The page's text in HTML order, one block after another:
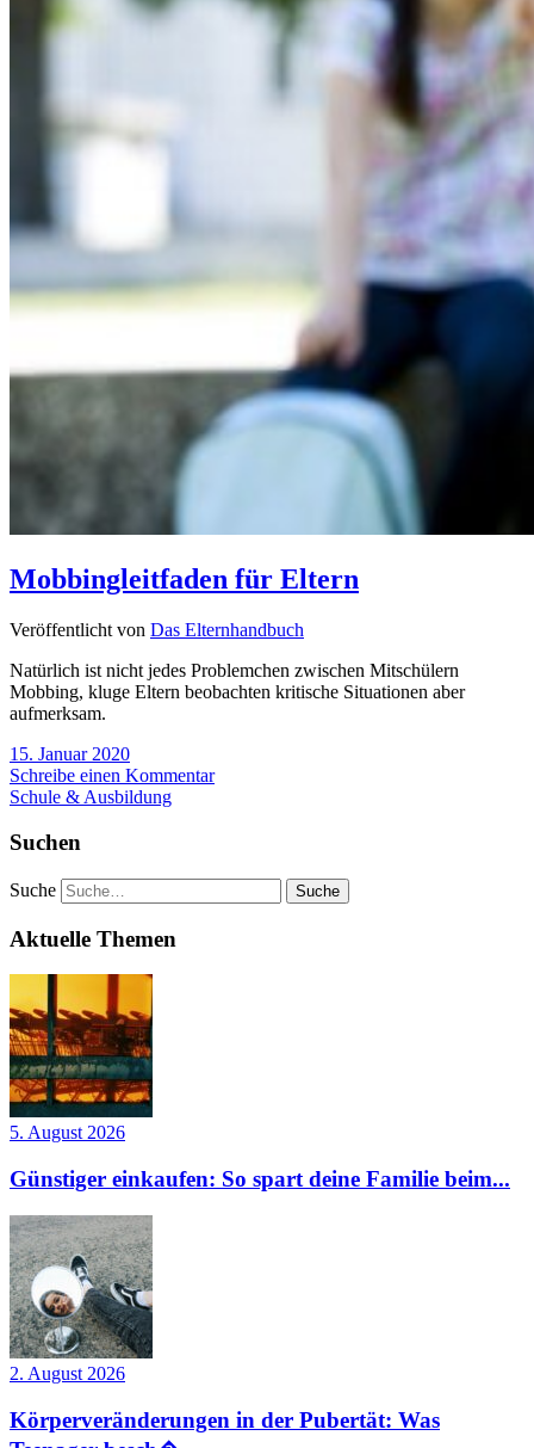
Mobbingleitfaden für Eltern
Veröffentlicht von Das Elternhandbuch
Natürlich ist nicht jedes Problemchen zwischen Mitschülern
Mobbing, kluge Eltern beobachten kritische Situationen aber
aufmerksam.
15. Januar 2020
Schreibe einen Kommentar
Schule & Ausbildung
Suchen
Suche
Aktuelle Themen
5. August 2026
Günstiger einkaufen: So spart deine Familie beim...
2. August 2026
Körperveränderungen in der Pubertät: Was